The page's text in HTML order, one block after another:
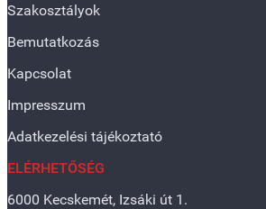
Szakosztályok
Bemutatkozás
Kapcsolat
Impresszum
Adatkezelési tájékoztató
ELÉRHETŐSÉG
6000 Kecskemét, Izsáki út 1.